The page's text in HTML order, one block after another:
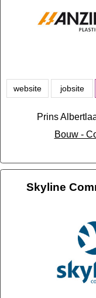
website jobsite
Prins
Bouw -
Skyline